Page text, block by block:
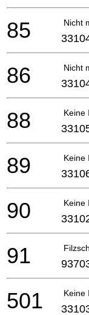
Nicht
85
Nicht
86
Keine
88
Keine
89
Keine
90
91
Keine
501